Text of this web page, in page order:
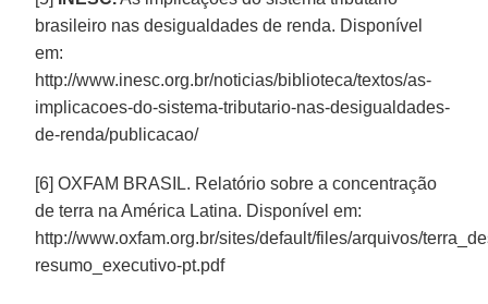
brasileiro nas desigualdades de renda. Disponível
em:
http://www.inesc.org.br/noticias/biblioteca/textos/as-
implicacoes-do-sistema-tributario-nas-desigualdades-
de-renda/publicacao/
[6] OXFAM BRASIL. Relatório sobre a concentração
de terra na América Latina. Disponível em:
http://www.oxfam.org.br/sites/default/files/arquivos/
resumo_executivo-pt.pdf